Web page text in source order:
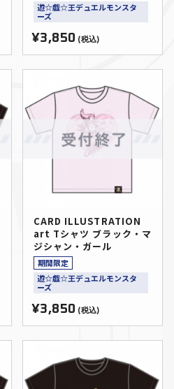
遊☆戯☆王デュエルモンスタ
ーズ
¥3,850 (税込)
CARD ILLUSTRATION
art Tシャツ ブラック・マ
ジシャン・ガール
期間限定
遊☆戯☆王デュエルモンスタ
ーズ
¥3,850 (税込)